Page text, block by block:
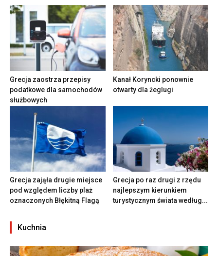
Grecja zaostrza przepisy
podatkowe dla samochodów
służbowych
Kanał Koryncki ponownie
otwarty dla żeglugi
Grecja zająła drugie miejsce
pod względem liczby plaż
oznaczonych Błękitną Flagą
Grecja po raz drugi z rzędu
najlepszym kierunkiem
turystycznym świata według...
Kuchnia